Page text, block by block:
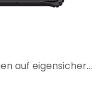
So lesen Sie Ex-Kennzeichnungen auf eigensicheren Telefonen, Tablets und PDAs